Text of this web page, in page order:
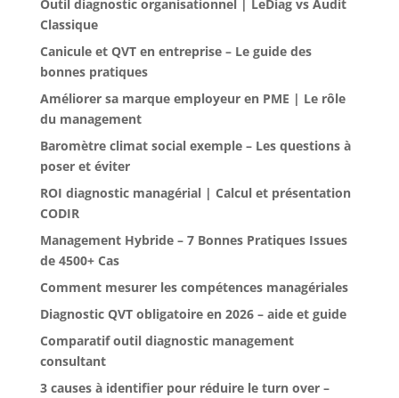
Outil diagnostic organisationnel | LeDiag vs Audit
Classique
Canicule et QVT en entreprise – Le guide des
bonnes pratiques
Améliorer sa marque employeur en PME | Le rôle
du management
Baromètre climat social exemple – Les questions à
poser et éviter
ROI diagnostic managérial | Calcul et présentation
CODIR
Management Hybride – 7 Bonnes Pratiques Issues
de 4500+ Cas
Comment mesurer les compétences managériales
Diagnostic QVT obligatoire en 2026 – aide et guide
Comparatif outil diagnostic management
consultant
3 causes à identifier pour réduire le turn over –